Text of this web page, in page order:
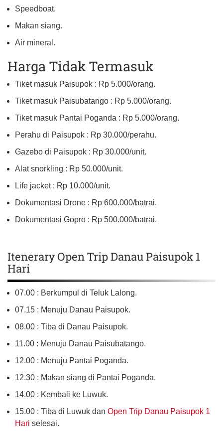
Speedboat.
Makan siang.
Air mineral.
Harga Tidak Termasuk
Tiket masuk Paisupok : Rp 5.000/orang.
Tiket masuk Paisubatango : Rp 5.000/orang.
Tiket masuk Pantai Poganda : Rp 5.000/orang.
Perahu di Paisupok : Rp 30.000/perahu.
Gazebo di Paisupok : Rp 30.000/unit.
Alat snorkling : Rp 50.000/unit.
Life jacket : Rp 10.000/unit.
Dokumentasi Drone : Rp 600.000/batrai.
Dokumentasi Gopro : Rp 500.000/batrai.
Itenerary Open Trip Danau Paisupok 1
Hari
07.00 : Berkumpul di Teluk Lalong.
07.15 : Menuju Danau Paisupok.
08.00 : Tiba di Danau Paisupok.
11.00 : Menuju Danau Paisubatango.
12.00 : Menuju Pantai Poganda.
12.30 : Makan siang di Pantai Poganda.
14.00 : Kembali ke Luwuk.
15.00 : Tiba di Luwuk dan Open Trip Danau Paisupok 1
Hari selesai.